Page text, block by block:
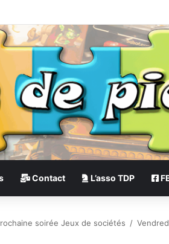
Contact L’asso TDP
soirée Jeux de sociétés /